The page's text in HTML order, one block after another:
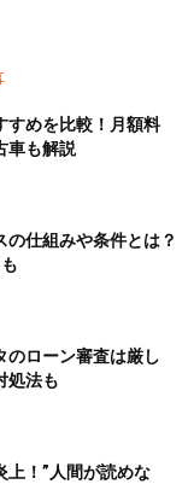
すめを比較！月額料
車も解説
仕組みや条件とは？
のローン審査は厳し
処法も
上！”人間が読めな